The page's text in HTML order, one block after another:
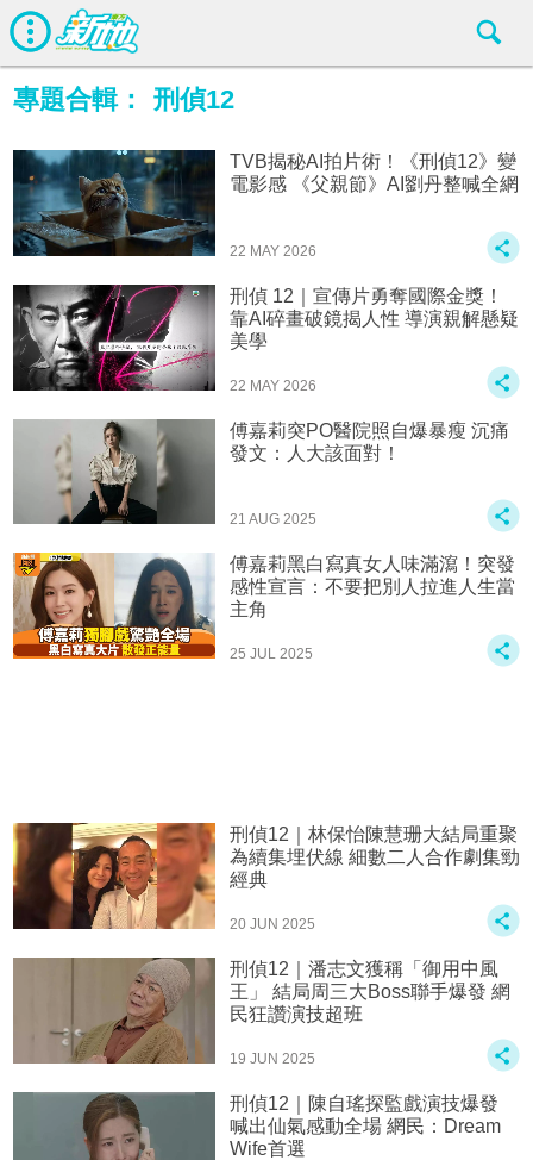
專題合輯： 刑偵12
TVB揭秘AI拍片術！《刑偵12》變
電影感 《父親節》AI劉丹整喊全網
22 MAY 2026
刑偵 12｜宣傳片勇奪國際金獎！
靠AI碎畫破鏡揭人性 導演親解懸疑
美學
22 MAY 2026
傅嘉莉突PO醫院照自爆暴瘦 沉痛
發文：人大該面對！
21 AUG 2025
傅嘉莉黑白寫真女人味滿瀉！突發
感性宣言：不要把別人拉進人生當
主角
25 JUL 2025
刑偵12｜林保怡陳慧珊大結局重聚
為續集埋伏線 細數二人合作劇集勁
經典
20 JUN 2025
刑偵12｜潘志文獲稱「御用中風
王」 結局周三大Boss聯手爆發 網
民狂讚演技超班
19 JUN 2025
刑偵12｜陳自瑤探監戲演技爆發
喊出仙氣感動全場 網民：Dream
Wife首選